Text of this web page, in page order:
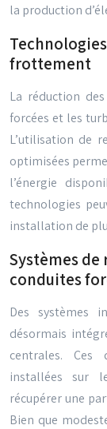
la production
frottement
La réduction
forcées et les
L’utilisation de
optimisées
l’énergie
technologies
installation de
Systèmes de
conduites
Des systèmes
désormais
centrales. Ces
installées sur
récupérer une
Bien que